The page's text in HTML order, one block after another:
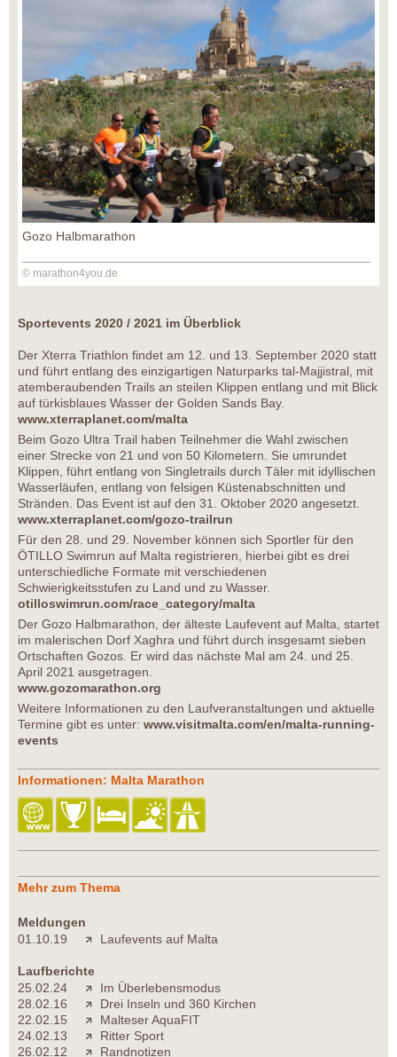
Gozo Halbmarathon
© marathon4you.de
Sportevents 2020 / 2021 im Überblick
Der Xterra Triathlon findet am 12. und 13. September 2020 statt
und führt entlang des einzigartigen Naturparks tal-Majjistral, mit
atemberaubenden Trails an steilen Klippen entlang und mit Blick
auf türkisblaues Wasser der Golden Sands Bay.
www.xterraplanet.com/malta
Beim Gozo Ultra Trail haben Teilnehmer die Wahl zwischen
einer Strecke von 21 und von 50 Kilometern. Sie umrundet
Klippen, führt entlang von Singletrails durch Täler mit idyllischen
Wasserläufen, entlang von felsigen Küstenabschnitten und
Stränden. Das Event ist auf den 31. Oktober 2020 angesetzt.
www.xterraplanet.com/gozo-trailrun
Für den 28. und 29. November können sich Sportler für den
ÖTILLO Swimrun auf Malta registrieren, hierbei gibt es drei
unterschiedliche Formate mit verschiedenen
Schwierigkeitsstufen zu Land und zu Wasser.
otilloswimrun.com/race_category/malta
Der Gozo Halbmarathon, der älteste Laufevent auf Malta, startet
im malerischen Dorf Xaghra und führt durch insgesamt sieben
Ortschaften Gozos. Er wird das nächste Mal am 24. und 25.
April 2021 ausgetragen.
www.gozomarathon.org
Weitere Informationen zu den Laufveranstaltungen und aktuelle
Termine gibt es unter: www.visitmalta.com/en/malta-running-
events
Informationen: Malta Marathon
Mehr zum Thema
Meldungen
01.10.19
Laufevents auf Malta
Laufberichte
25.02.24
Im Überlebensmodus
28.02.16
Drei Inseln und 360 Kirchen
22.02.15
Malteser AquaFIT
24.02.13
Ritter Sport
26.02.12
Randnotizen